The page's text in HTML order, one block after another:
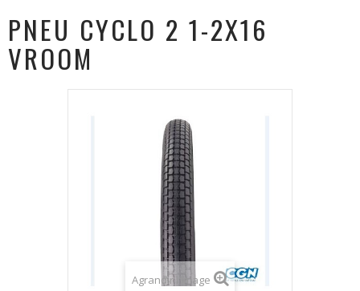
PNEU CYCLO 2 1-2X16
VROOM
Agrandir l'image